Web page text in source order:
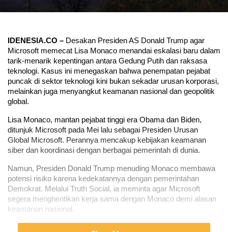
IDENESIA.CO – Desakan Presiden AS Donald Trump agar
Microsoft memecat Lisa Monaco menandai eskalasi baru dalam
tarik-menarik kepentingan antara Gedung Putih dan raksasa
teknologi. Kasus ini menegaskan bahwa penempatan pejabat
puncak di sektor teknologi kini bukan sekadar urusan korporasi,
melainkan juga menyangkut keamanan nasional dan geopolitik
global.
Lisa Monaco, mantan pejabat tinggi era Obama dan Biden,
ditunjuk Microsoft pada Mei lalu sebagai Presiden Urusan
Global Microsoft. Perannya mencakup kebijakan keamanan
siber dan koordinasi dengan berbagai pemerintah di dunia.
Namun, Presiden Donald Trump menuding Monaco membawa
potensi risiko karena kedekatannya dengan pemerintahan
Demokrat. Melalui Truth Social, ia meminta agar Microsoft
segera menghentikan kerja sama dengan Monaco demi alasan
keamanan nasional.